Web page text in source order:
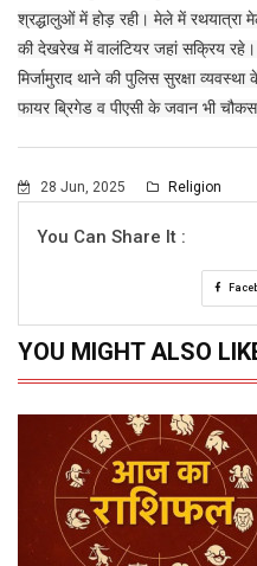
श्रद्धालुओं में होड़ रही। मेले में रथयात्रा
की देखरेख में वालंटियर जहां सक्रिय रहे।
मिर्जामुराद थाने की पुलिस सुरक्षा
फायर ब्रिगेड व पीएसी के जवान भी
28 Jun, 2025 Religion
You Can Share It :
YOU MIGHT ALSO